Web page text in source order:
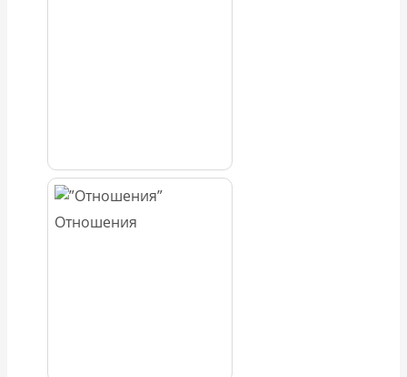
Отношения